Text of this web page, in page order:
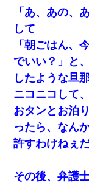
義兄嫁「娘が大学
旋のアパートに行
ろ！」とキレて・・
【修羅場】彼女親
めんだ」俺「じゃ
なかったの？（泣」
【不幸な結婚式】
てさ～ほんと恥ず
下座」→ 結果・・・
「あ、あの、
して
「朝ごはん、
でいい？」と
したような旦
ニコニコして
おタンとお泊
ったら、なん
許すわけねぇ
その後、弁護